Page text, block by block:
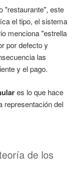
"restaurante", este
el tipo, el sistema
menciona "estrella
por defecto y
las
y el pago.
es lo que hace
representación del
de los